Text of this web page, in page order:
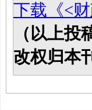
下载《<
（以上
改权归本